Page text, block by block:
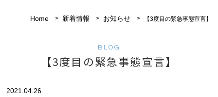
Home 新着情報 お知らせ 【3度目の緊急事態宣言】
BLOG
【3度目の緊急事態宣言】
2021.04.26